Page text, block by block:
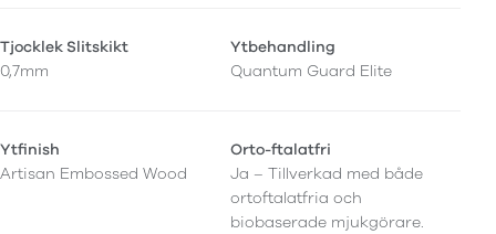
Tjocklek Slitskikt
0,7mm
Ytbehandling
Quantum Guard Elite
Ytfinish
Artisan Embossed Wood
Orto-ftalatfri
Ja – Tillverkad med både
ortoftalatfria och
biobaserade mjukgörare.